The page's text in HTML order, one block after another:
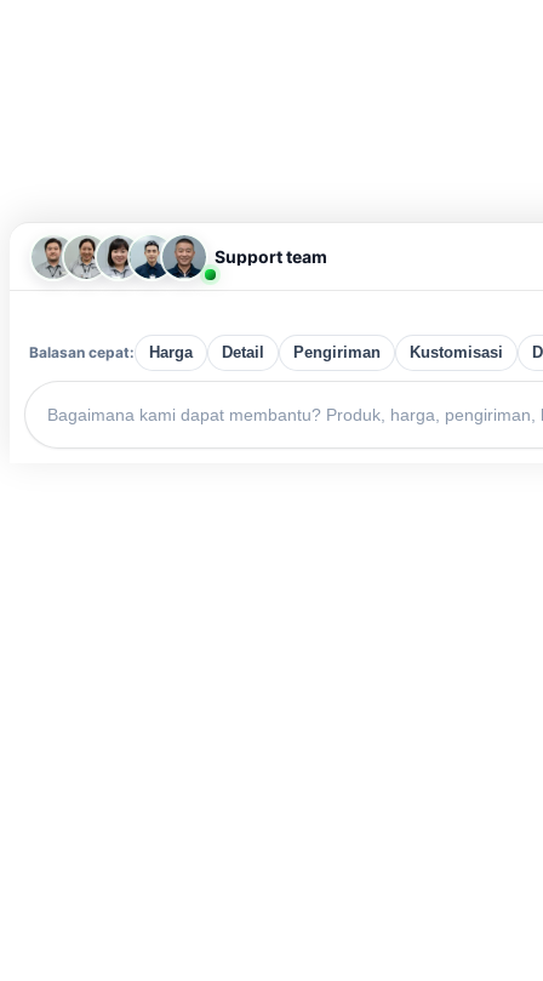
Support team
Balasan cepat: Harga Detail Pengiriman Kustomisasi